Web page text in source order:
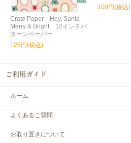
Crate Paper Hey, Santa
Merry & Bright 12インチパ
ターンペーパー
125円(税込)
100円(税込)
ホーム
よくあるご質問
お取り置きについて